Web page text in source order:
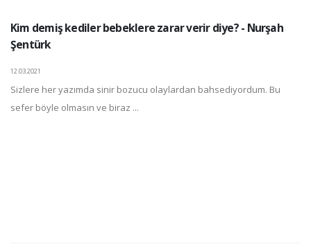
Kim demiş kediler bebeklere zarar verir diye? - Nurşah
Şentürk
12.03.2021
Sizlere her yazımda sinir bozucu olaylardan bahsediyordum. Bu
sefer böyle olmasın ve biraz ...